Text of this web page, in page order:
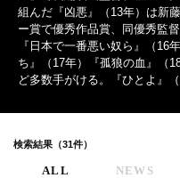
組んだ『凶悪』（13年）は新
ー賞で優秀作品賞、同優秀監
『日本で一番悪い奴ら』（16
ち』（17年）『孤狼の血』（
ど多数手がける。『ひとよ』
検索結果（31件）
ALL NEWS